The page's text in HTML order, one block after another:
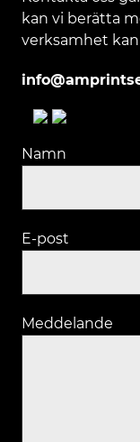
kan vi berätta
verksamhet kan
Namn
E-post
Meddelande